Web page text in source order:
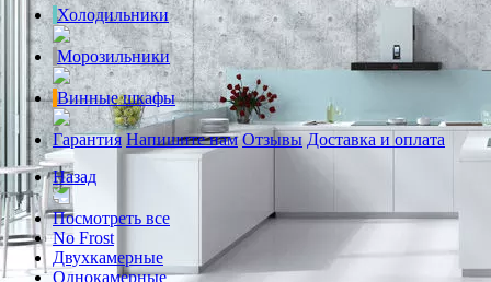
Холодильники
Морозильники
Винные шкафы
Гарантия Напишите нам Отзывы Доставка и оплата
Назад
Посмотреть все
No Frost
Двухкамерные
Однокамерные